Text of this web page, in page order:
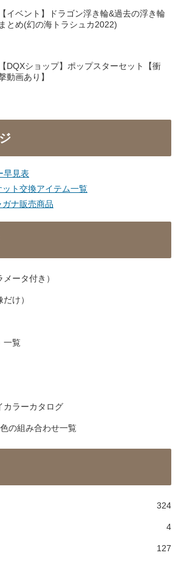
【イベント】ドラゴン浮き輪&過去の浮き輪
まとめ(幻の海トラシュカ2022)
【DQXショップ】ポップスターセット【衝
動画あり】
早見表
ト交換アイテム一覧
ナ販売商品
ータ付き）
け）
一覧
カラーカタログ
の組み合わせ一覧
324
4
127